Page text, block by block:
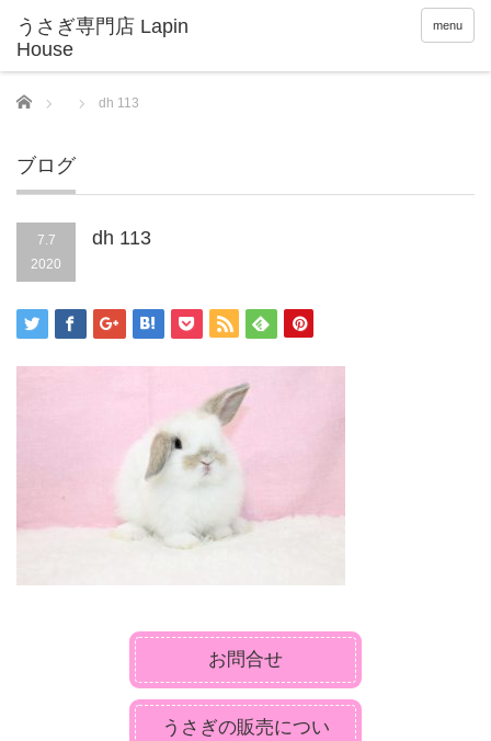
menu
Home dh 113
ブログ
7.7
2020
dh 113
お問合せ
うさぎの販売につい